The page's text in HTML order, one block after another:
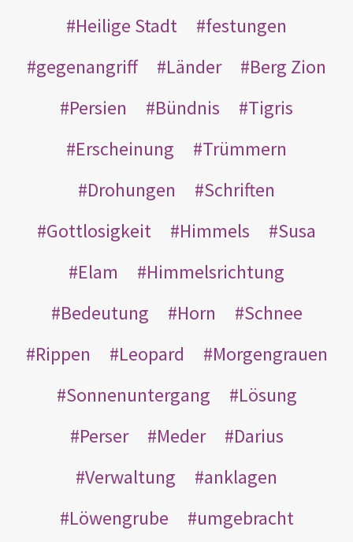
Heilige Stadt
festungen
gegenangriff
Länder
Berg Zion
Persien
Bündnis
Tigris
Erscheinung
Trümmern
Drohungen
Schriften
Gottlosigkeit
Himmels
Susa
Elam
Himmelsrichtung
Bedeutung
Horn
Schnee
Rippen
Leopard
Morgengrauen
Sonnenuntergang
Lösung
Perser
Meder
Darius
Verwaltung
anklagen
Löwengrube
umgebracht